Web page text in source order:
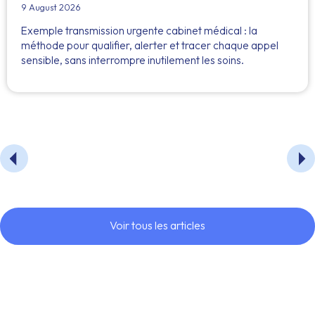
9 August 2026
Exemple transmission urgente cabinet médical : la
méthode pour qualifier, alerter et tracer chaque appel
sensible, sans interrompre inutilement les soins.
Voir tous les articles